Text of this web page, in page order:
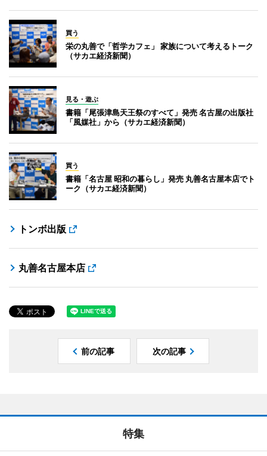
買う
栄の丸善で「哲学カフェ」 家族について考えるトーク
（サカエ経済新聞）
見る・遊ぶ
書籍「尾張津島天王祭のすべて」発売 名古屋の出版社
「風媒社」から（サカエ経済新聞）
買う
書籍「名古屋 昭和の暮らし」発売 丸善名古屋本店でト
ーク（サカエ経済新聞）
トンボ出版
丸善名古屋本店
前の記事 次の記事
特集